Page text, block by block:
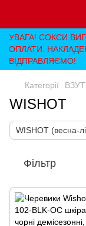
УВАГА! СОКСИ
ОПЛАТИ,
ВІДПРАВЛЯЄМО!
Категорії
WISHOT
WISHOT (весна-
Фільтр